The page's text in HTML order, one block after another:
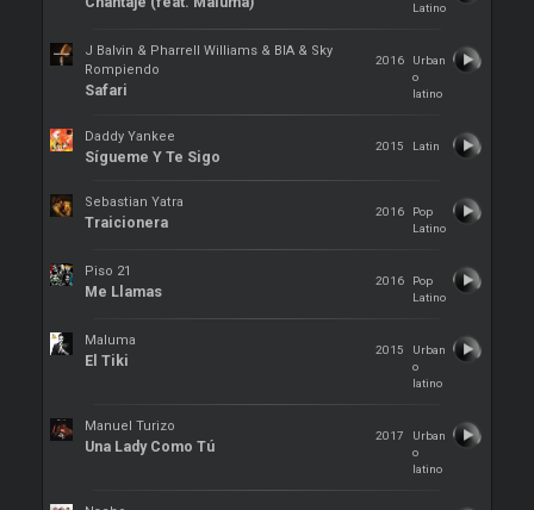
Latino
J Balvin & Pharrell Williams & BIA & Sky
Rompiendo
Safari
2016
Urban
o
latino
Daddy Yankee
Sígueme Y Te Sigo
2015 Latin
Sebastian Yatra
Traicionera
2016
Pop
Latino
Piso 21
Me Llamas
2016
Pop
Latino
Maluma
El Tiki
2015
Urban
o
latino
Manuel Turizo
Una Lady Como Tú
2017
Urban
o
latino